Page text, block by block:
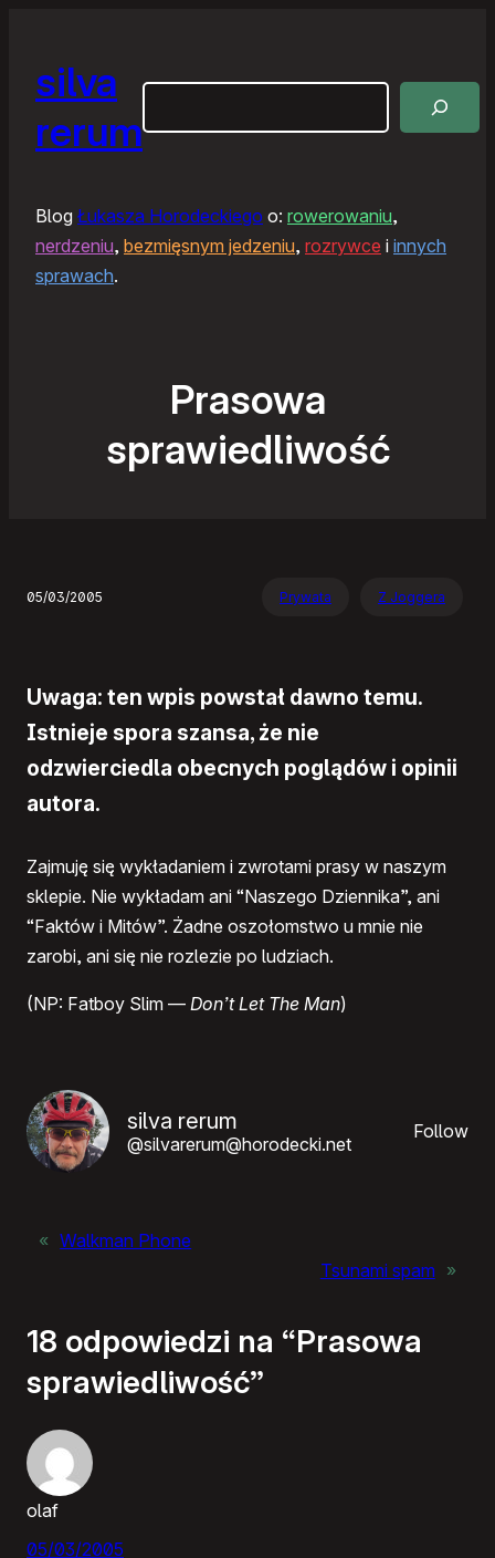
silva
rerum
Blog Łukasza Horodeckiego o: rowerowaniu,
nerdzeniu, bezmięsnym jedzeniu, rozrywce i innych
sprawach.
Prasowa
sprawiedliwość
05/03/2005 Prywata Z Joggera
Uwaga: ten wpis powstał dawno temu.
Istnieje spora szansa, że nie
odzwierciedla obecnych poglądów i opinii
autora.
Zajmuję się wykładaniem i zwrotami prasy w naszym
sklepie. Nie wykładam ani “Naszego Dziennika”, ani
“Faktów i Mitów”. Żadne oszołomstwo u mnie nie
zarobi, ani się nie rozlezie po ludziach.
(NP: Fatboy Slim — Don’t Let The Man)
silva rerum
@silvarerum@horodecki.net
Follow
« Walkman Phone
Tsunami spam »
18 odpowiedzi na “Prasowa
sprawiedliwość”
olaf
05/03/2005